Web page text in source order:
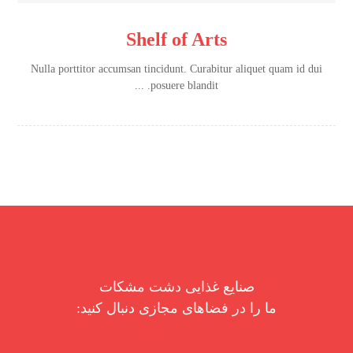
Shelf of Arts
Nulla porttitor accumsan tincidunt. Curabitur aliquet quam id dui
posuere blandit. ...
صنایع غذایی دشت مشکات
ما را در فضاهای مجازی دنبال کنید: